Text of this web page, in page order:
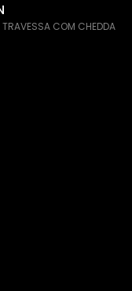
TRAVESSA COM CHEDDA